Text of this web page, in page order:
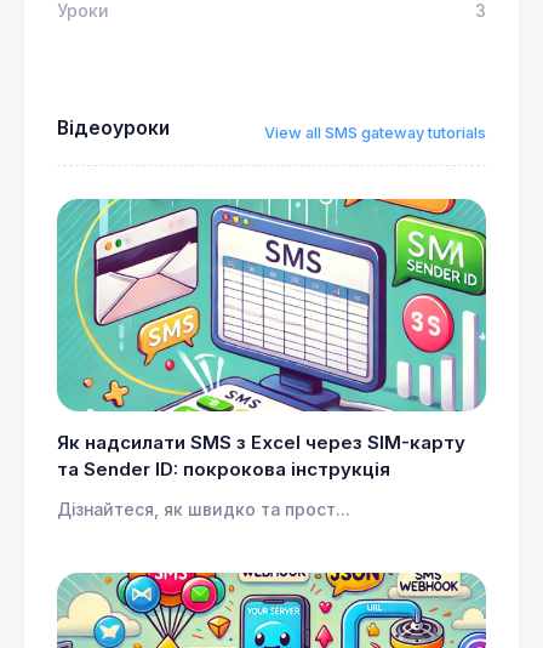
Уроки
3
Відеоуроки View all SMS gateway tutorials
Як надсилати SMS з Excel через SIM-карту
та Sender ID: покрокова інструкція
Дізнайтеся, як швидко та прост...